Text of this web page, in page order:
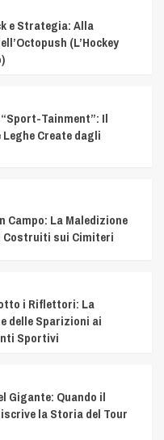
e Strategia: Alla
(L’Hockey
“Sport-Tainment”: Il
Leghe Create dagli
Campo: La Maledizione
Costruiti sui Cimiteri
i Riflettori: La
delle Sparizioni ai
Sportivi
Gigante: Quando il
la Storia del Tour